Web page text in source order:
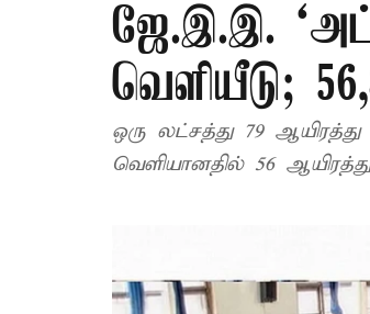
ஜே.இ.இ.
வெளியீடு;
ஒரு லட்சத்து 79
வெளியானதில் 56